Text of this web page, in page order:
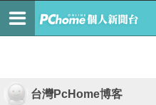
台灣PcHome博客